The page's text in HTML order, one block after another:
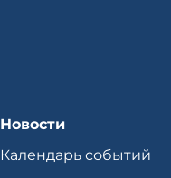
Новости
Календарь событий